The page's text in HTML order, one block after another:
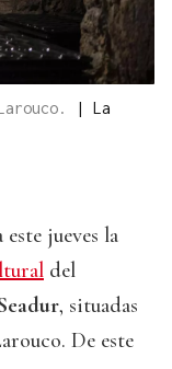
| La
jueves la
del
, situadas
De este